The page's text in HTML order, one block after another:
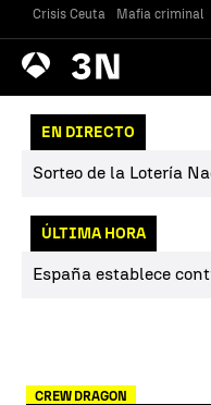
Crisis Ceuta Mafia criminal
Antena
3 Noticias
EN DIRECTO
Sorteo de la Lotería
ÚLTIMA HORA
España establece
CREW DRAGON